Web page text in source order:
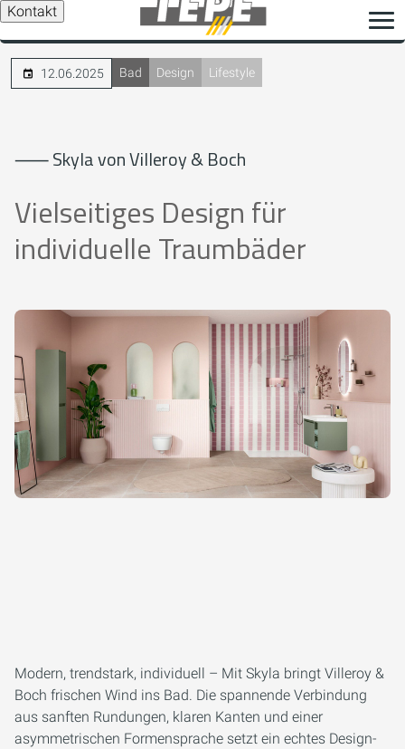
Kontakt
12.06.2025 Bad Design Lifestyle
⸺ Skyla von Villeroy & Boch
Vielseitiges Design für
individuelle Traumbäder
Modern, trendstark, individuell – Mit Skyla bringt Villeroy &
Boch frischen Wind ins Bad. Die spannende Verbindung
aus sanften Rundungen, klaren Kanten und einer
asymmetrischen Formensprache setzt ein echtes Design-